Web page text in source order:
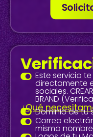
Este servicio
directamente
sociales.
BRAND
¿QuéDominio de tu
Correo
mismo